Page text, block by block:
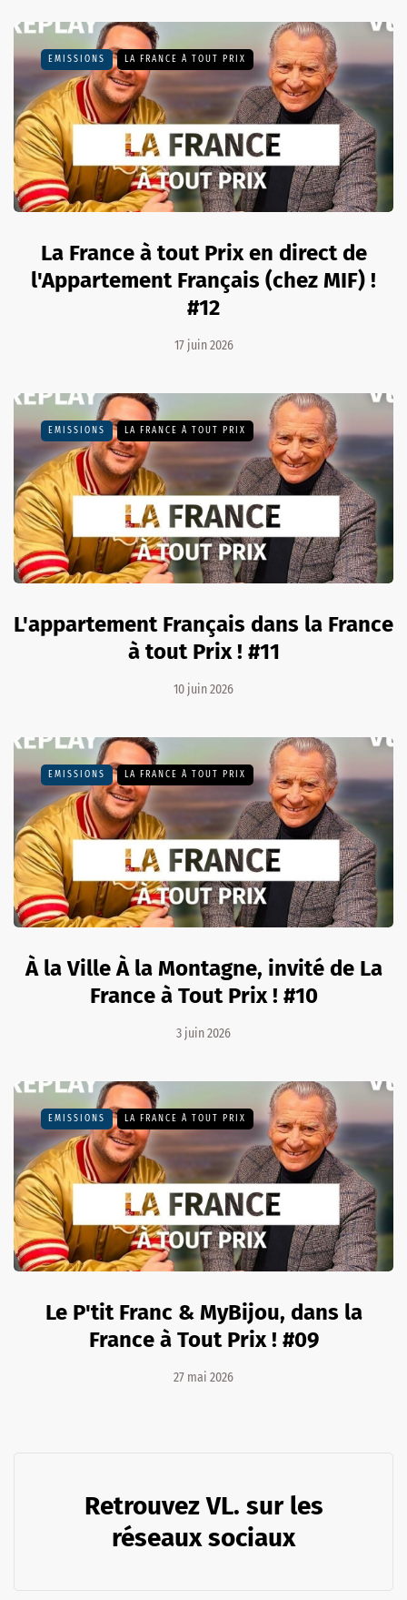
EMISSIONS LA FRANCE À TOUT PRIX
La France à tout Prix en direct de
l'Appartement Français (chez MIF) !
#12
17 juin 2026
EMISSIONS LA FRANCE À TOUT PRIX
L'appartement Français dans la France
à tout Prix ! #11
10 juin 2026
EMISSIONS LA FRANCE À TOUT PRIX
À la Ville À la Montagne, invité de La
France à Tout Prix ! #10
3 juin 2026
EMISSIONS LA FRANCE À TOUT PRIX
Le P'tit Franc & MyBijou, dans la
France à Tout Prix ! #09
27 mai 2026
Retrouvez VL. sur les
réseaux sociaux